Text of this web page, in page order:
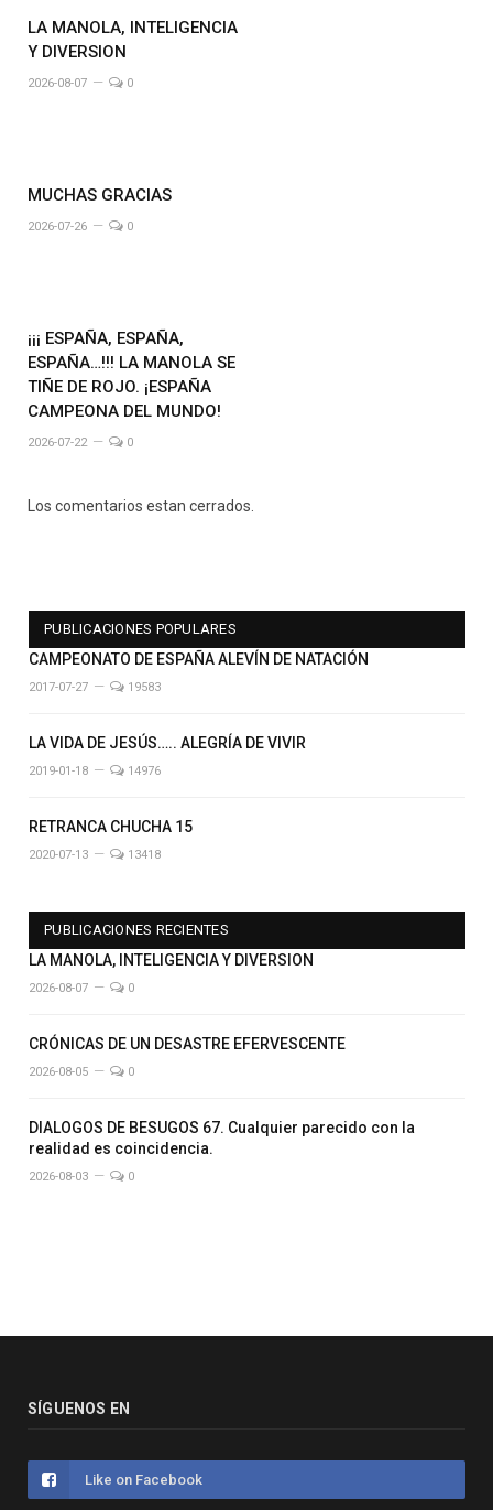
LA MANOLA, INTELIGENCIA
Y DIVERSION
2026-08-07 0
MUCHAS GRACIAS
2026-07-26 0
¡¡¡ ESPAÑA, ESPAÑA,
ESPAÑA…!!! LA MANOLA SE
TIÑE DE ROJO. ¡ESPAÑA
CAMPEONA DEL MUNDO!
2026-07-22 0
Los comentarios estan cerrados.
PUBLICACIONES POPULARES
CAMPEONATO DE ESPAÑA ALEVÍN DE NATACIÓN
2017-07-27 19583
LA VIDA DE JESÚS….. ALEGRÍA DE VIVIR
2019-01-18 14976
RETRANCA CHUCHA 15
2020-07-13 13418
PUBLICACIONES RECIENTES
LA MANOLA, INTELIGENCIA Y DIVERSION
2026-08-07 0
CRÓNICAS DE UN DESASTRE EFERVESCENTE
2026-08-05 0
DIALOGOS DE BESUGOS 67. Cualquier parecido con la
realidad es coincidencia.
2026-08-03 0
SÍGUENOS EN
Like on Facebook